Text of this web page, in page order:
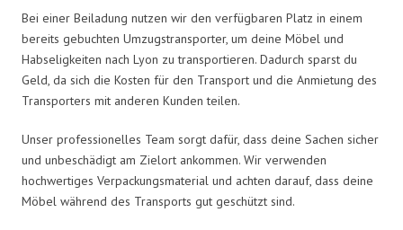
Bei einer Beiladung nutzen wir den verfügbaren Platz in einem
bereits gebuchten Umzugstransporter, um deine Möbel und
Habseligkeiten nach Lyon zu transportieren. Dadurch sparst du
Geld, da sich die Kosten für den Transport und die Anmietung des
Transporters mit anderen Kunden teilen.
Unser professionelles Team sorgt dafür, dass deine Sachen sicher
und unbeschädigt am Zielort ankommen. Wir verwenden
hochwertiges Verpackungsmaterial und achten darauf, dass deine
Möbel während des Transports gut geschützt sind.